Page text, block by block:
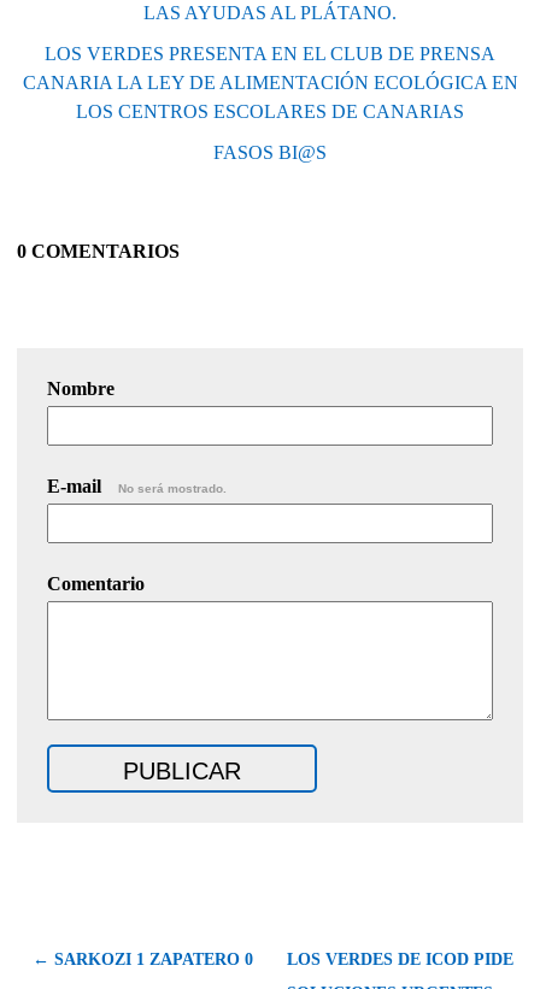
LAS AYUDAS AL PLÁTANO.
LOS VERDES PRESENTA EN EL CLUB DE PRENSA
CANARIA LA LEY DE ALIMENTACIÓN ECOLÓGICA EN
LOS CENTROS ESCOLARES DE CANARIAS
FASOS BI@S
0 COMENTARIOS
Nombre
E-mail No será mostrado.
Comentario
← SARKOZI 1 ZAPATERO 0
LOS VERDES DE ICOD PIDE